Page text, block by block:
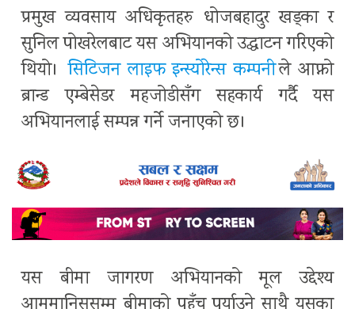
प्रमुख व्यवसाय अधिकृतहरु धोजबहादुर खड्का र
सुनिल पोखरेलबाट यस अभियानको उद्घाटन गरिएको
थियो। सिटिजन लाइफ इन्स्योरेन्स कम्पनीले आफ्नो
ब्रान्ड एम्बेसेडर महजोडीसँग सहकार्य गर्दै यस
अभियानलाई सम्पन्न गर्ने जनाएको छ।
यस बीमा जागरण अभियानको मूल उद्देश्य